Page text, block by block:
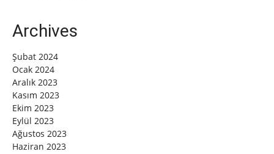
Archives
Şubat 2024
Ocak 2024
Aralık 2023
Kasım 2023
Ekim 2023
Eylül 2023
Ağustos 2023
Haziran 2023